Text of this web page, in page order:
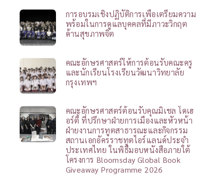
การอบรมเชิงปฏิบัติการเพื่อเตรียมความ
พร้อมในการดูแลบุคคลที่มีภาวะวิกฤต
ด้านสุขภาพจิต
คณะอักษรศาสตร์ให้การต้อนรับคณะครู
และนักเรียนโรงเรียนวัฒนาวิทยาลัย
กรุงเทพฯ
คณะอักษรศาสตร์ต้อนรับคุณมิเชล โดเฮ
อร์ตี้ ที่ปรึกษาฝ่ายการเมืองและหัวหน้า
ฝ่ายงานการทูตสาธารณะและกิจกรรม
สถานเอกอัครราชทูตไอร์แลนด์ประจำ
ประเทศไทย ในพิธีมอบหนังสือภายใต้
โครงการ Bloomsday Global Book
Giveaway Programme 2026